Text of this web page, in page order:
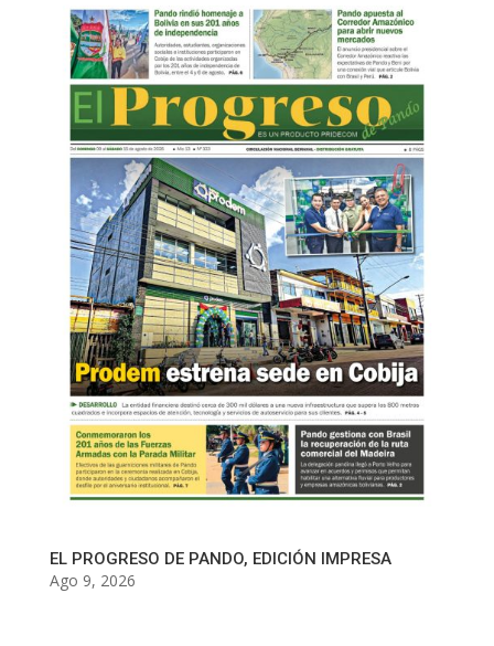
EL PROGRESO DE PANDO, EDICIÓN IMPRESA
Ago 9, 2026